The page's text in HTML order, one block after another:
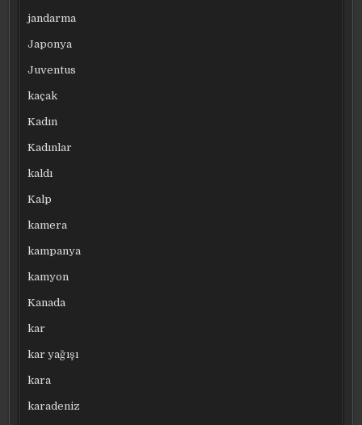
jandarma
Japonya
Juventus
kaçak
Kadın
Kadınlar
kaldı
Kalp
kamera
kampanya
kamyon
Kanada
kar
kar yağışı
kara
karadeniz